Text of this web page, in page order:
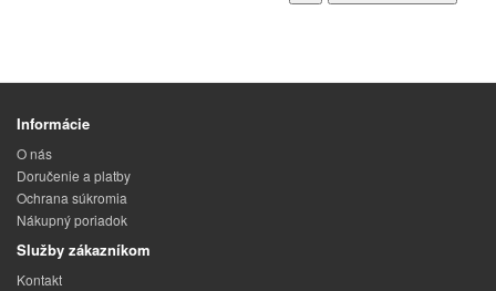
Informácie
O nás
Doručenie a platby
Ochrana súkromia
Nákupný poriadok
Služby zákazníkom
Kontakt